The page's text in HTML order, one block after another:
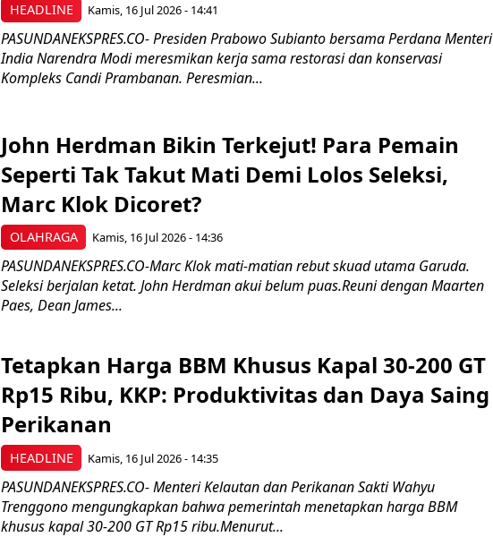
HEADLINE Kamis, 16 Jul 2026 - 14:41
PASUNDANEKSPRES.CO- Presiden Prabowo Subianto bersama Perdana Menteri
India Narendra Modi meresmikan kerja sama restorasi dan konservasi
Kompleks Candi Prambanan. Peresmian...
OLAHRAGA
John Herdman Bikin Terkejut! Para Pemain
Seperti Tak Takut Mati Demi Lolos Seleksi,
Marc Klok Dicoret?
Kamis, 16 Jul 2026 - 14:36
PASUNDANEKSPRES.CO-Marc Klok mati-matian rebut skuad utama Garuda.
Seleksi berjalan ketat. John Herdman akui belum puas.Reuni dengan Maarten
Paes, Dean James...
HEADLINE
Tetapkan Harga BBM Khusus Kapal 30-200 GT
Rp15 Ribu, KKP: Produktivitas dan Daya Saing
Perikanan
Kamis, 16 Jul 2026 - 14:35
PASUNDANEKSPRES.CO- Menteri Kelautan dan Perikanan Sakti Wahyu
Trenggono mengungkapkan bahwa pemerintah menetapkan harga BBM
khusus kapal 30-200 GT Rp15 ribu.Menurut...